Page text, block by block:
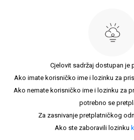
Cjelovit sadržaj dostupan je
Ako imate korisničko ime i lozinku za
Ako nemate korisničko ime i lozinku za
potrebno se
Za zasnivanje pretplatničkog
Ako ste zaboravili lozinku